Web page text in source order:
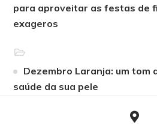
para aproveitar as festas de
exageros
Dezembro Laranja: um tom
saúde da sua pele